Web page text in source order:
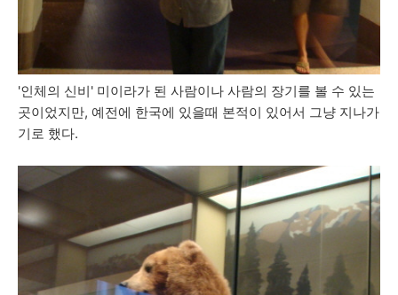
'인체의 신비' 미이라가 된 사람이나 사람의 장기를 볼 수 있는
곳이었지만, 예전에 한국에 있을때 본적이 있어서 그냥 지나가
기로 했다.